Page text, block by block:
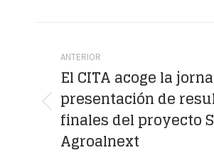
entre
publicaciones
ANTERIOR
Publicación
anterior:
El CITA acoge la
presentación de
finales del proyecto
Agroalnext